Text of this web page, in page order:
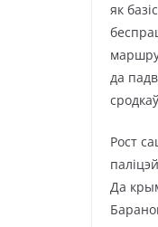
як
да
Рост
Да